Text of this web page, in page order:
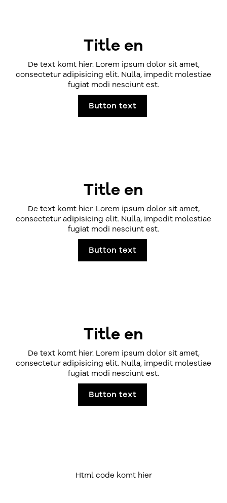
Title en
De text komt hier. Lorem ipsum dolor sit amet,
consectetur adipisicing elit. Nulla, impedit molestiae
fugiat modi nesciunt est.
Button text
Title en
De text komt hier. Lorem ipsum dolor sit amet,
consectetur adipisicing elit. Nulla, impedit molestiae
fugiat modi nesciunt est.
Button text
Title en
De text komt hier. Lorem ipsum dolor sit amet,
consectetur adipisicing elit. Nulla, impedit molestiae
fugiat modi nesciunt est.
Button text
Html code komt hier